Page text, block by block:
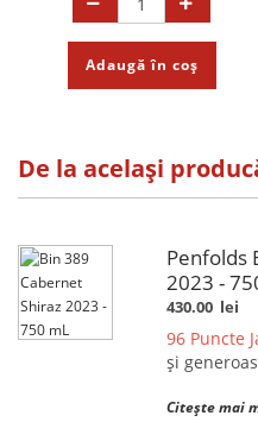
Adaugă în coș
De la același
Penfolds
2023 -
430.00 lei
96 Puncte
și
Citește mai